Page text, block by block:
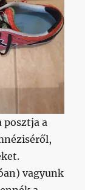
posztja a
vagyunk